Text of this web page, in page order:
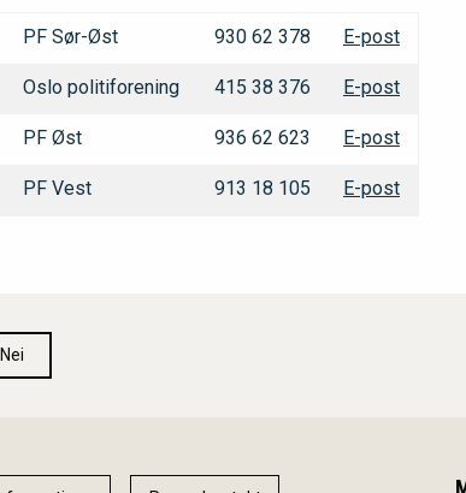
PF Sør-Øst 930 62 378 E-post
Oslo politiforening 415 38 376 E-post
PF Øst 936 62 623 E-post
PF Vest 913 18 105 E-post
Nei